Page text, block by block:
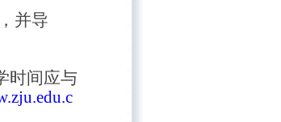
并导
时间应与